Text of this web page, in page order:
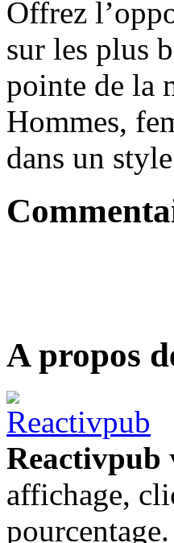
Offrez
sur les plus
pointe de la
Hommes,
dans un
A propos
Reactivpub
affichage,